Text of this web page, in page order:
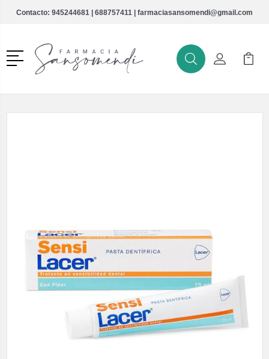
Contacto: 945244681 | 688757411 | farmaciasansomendi@gmail.com
Menú
BuscarMi Cuenta
Mi